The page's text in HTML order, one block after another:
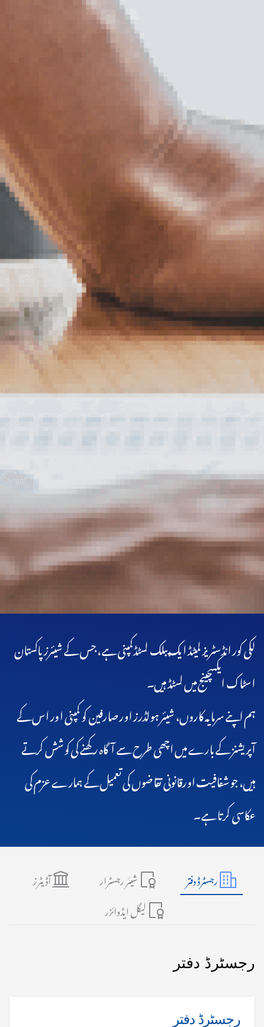
لکی کور انڈسٹریز لمیٹڈ ایک پبلک لسٹڈکمپنی ہے، جس کے شیئرز پاکستان
اسٹاک ایکسچینج میں لسٹڈ ہیں۔
ہم اپنے سرمایہ کاروں، شیئر ہولڈرز اور صارفین کو کمپنی اور اس کے
آپریشنز کے بارے میں اچھی طرح سے آگاہ رکھنے کی کوشش کرتے
ہیں، جو شفافیت اورقانونی تقاضوں کی تعمیل کے ہمارے عزم کی
عکاسی کرتا ہے۔
رجسٹرڈ دفتر شیئر رجسٹرار
آڈیٹرز
لیگل ایڈوائزر
رجسٹرڈ دفتر
رجسٹرڈ دفتر